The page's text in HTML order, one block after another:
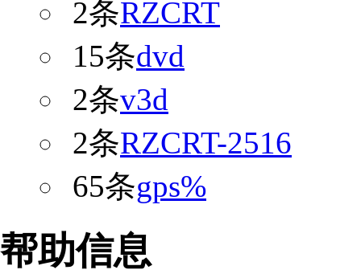
2条RZCRT
15条dvd
2条v3d
2条RZCRT-2516
65条gps%
帮助信息